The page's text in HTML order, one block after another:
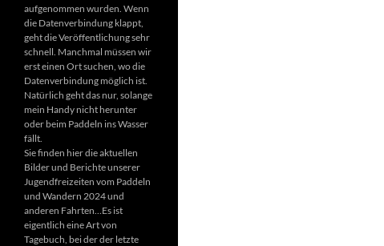
aufgenommen wurden. Wenn
die Datenverbindung klappt,
geht die Veröffentlichung sehr
schnell. Manchmal müssen wir
erst einen Ort suchen, wo die
Datenverbindung möglich ist.
Natürlich geht das nur, solange
mein Handy nicht herunter
oder beim Paddeln ins Wasser
fällt.
Sie finden hier die aktuellen
Bilder und Berichte unserer
Jugendfreizeiten vom Paddeln
und Wandern 2024 und
anderen Fahrten…Es ist
eigentlich eine Art von
Tagebuch, bei der der letzte